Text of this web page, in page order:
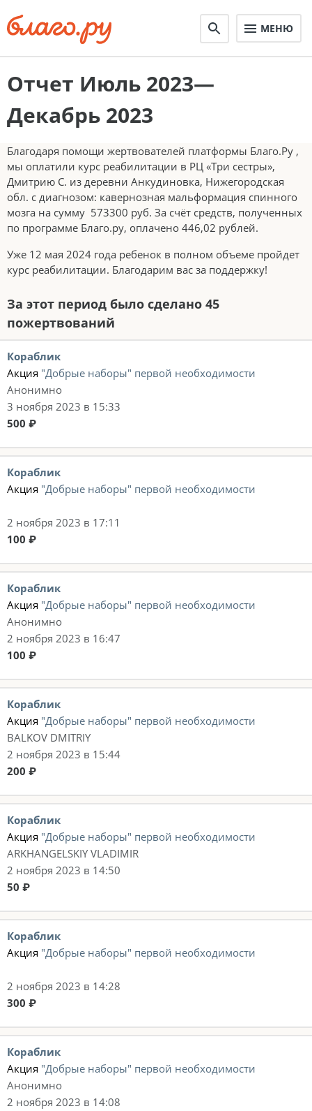
МЕНЮ
Отчет Июль 2023—
Декабрь 2023
Благодаря помощи жертвователей платформы Благо.Ру ,
мы оплатили курс реабилитации в РЦ «Три сестры»,
Дмитрию С. из деревни Анкудиновка, Нижегородская
обл. с диагнозом: кавернозная мальформация спинного
мозга на сумму 573300 руб. За счёт средств, полученных
по программе Благо.ру, оплачено 446,02 рублей.
Уже 12 мая 2024 года ребенок в полном объеме пройдет
курс реабилитации. Благодарим вас за поддержку!
За этот период было сделано 45
пожертвований
Кораблик
Акция "Добрые наборы" первой необходимости
Анонимно
3 ноября 2023 в 15:33
500 ₽
Кораблик
Акция "Добрые наборы" первой необходимости
2 ноября 2023 в 17:11
100 ₽
Кораблик
Акция "Добрые наборы" первой необходимости
Анонимно
2 ноября 2023 в 16:47
100 ₽
Кораблик
Акция "Добрые наборы" первой необходимости
BALKOV DMITRIY
2 ноября 2023 в 15:44
200 ₽
Кораблик
Акция "Добрые наборы" первой необходимости
ARKHANGELSKIY VLADIMIR
2 ноября 2023 в 14:50
50 ₽
Кораблик
Акция "Добрые наборы" первой необходимости
2 ноября 2023 в 14:28
300 ₽
Кораблик
Акция "Добрые наборы" первой необходимости
Анонимно
2 ноября 2023 в 14:08